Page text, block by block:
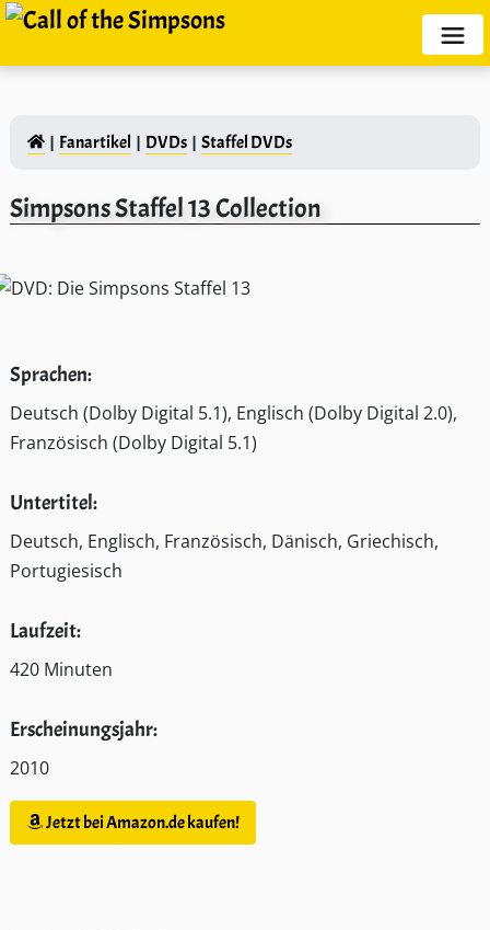
Fanartikel DVDs Staffel DVDs
Simpsons Staffel 13 Collection
Sprachen:
Deutsch (Dolby Digital 5.1), Englisch (Dolby Digital 2.0),
Französisch (Dolby Digital 5.1)
Untertitel:
Deutsch, Englisch, Französisch, Dänisch, Griechisch,
Portugiesisch
Laufzeit:
420 Minuten
Erscheinungsjahr:
2010
Jetzt bei Amazon.de kaufen!